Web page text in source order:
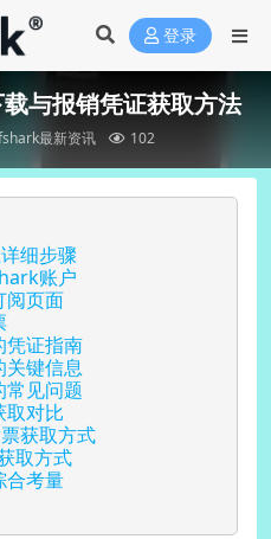
登录
与报销凭证获取方法
最新资讯 102
细步骤
账户
阅页面
凭证指南
关键信息
常见问题
取对比
获取方式
取方式
合考量